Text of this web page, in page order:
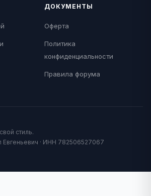
ДОКУМЕНТЫ
Оферта
Политика
конфиденциальности
Правила форума
стиль.
· ИНН 782506527067